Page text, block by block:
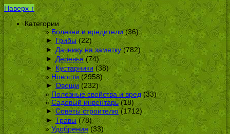
Наверх ↑
Категории
Болезни и вредители(36)
► Грибы(22)
► Дачнику на заметку(782)
► Деревья (74)
► Кустарники(38)
Новости (2958)
► Овощи(232)
Полезные свойства и вред(33)
Садовый инвентарь(18)
► Советы строителю(1712)
► Травы(78)
Удобрения(33)